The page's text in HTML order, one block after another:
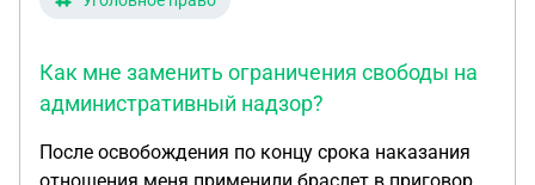
Как мне заменить ограничения свободы на
административный надзор?
После освобождения по концу срока наказания